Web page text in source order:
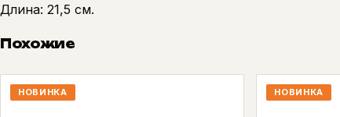
Длина: 21,5 см.
Похожие
НОВИНКА НОВИНКА